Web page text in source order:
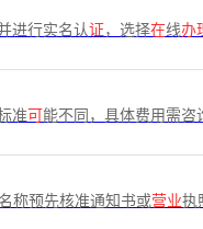
进行实名认证 ，选择在线办
准 可 能不同，具体费用需咨
称预先核准通知书或营业执